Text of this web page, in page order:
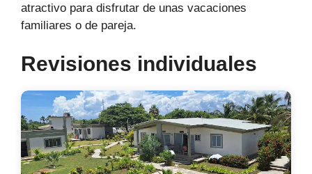
atractivo para disfrutar de unas vacaciones
familiares o de pareja.
Revisiones individuales